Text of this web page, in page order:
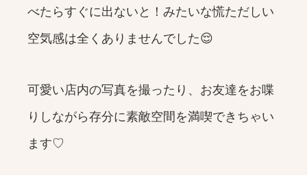
べたらすぐに出ないと！みたいな慌ただしい
空気感は全くありませんでした😌
可愛い店内の写真を撮ったり、お友達をお喋
りしながら存分に素敵空間を満喫できちゃい
ます♡